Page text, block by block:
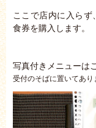
ここで店内に入らず
食券を購入します。
写真付きメニューは
受付のそばに置いてあり